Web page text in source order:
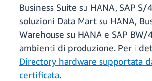
Business Suite su HANA, SAP S/
soluzioni Data Mart su HANA,
Warehouse su HANA e SAP BW/
ambienti di produzione. Per i
Directory hardware supportata
certificata.